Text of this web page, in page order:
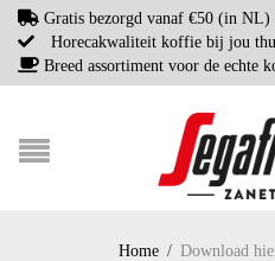
Gratis bezorgd vanaf €50 (in NL)
Horecakwaliteit koffie bij jou
Breed assortiment voor de echte
Home / Download